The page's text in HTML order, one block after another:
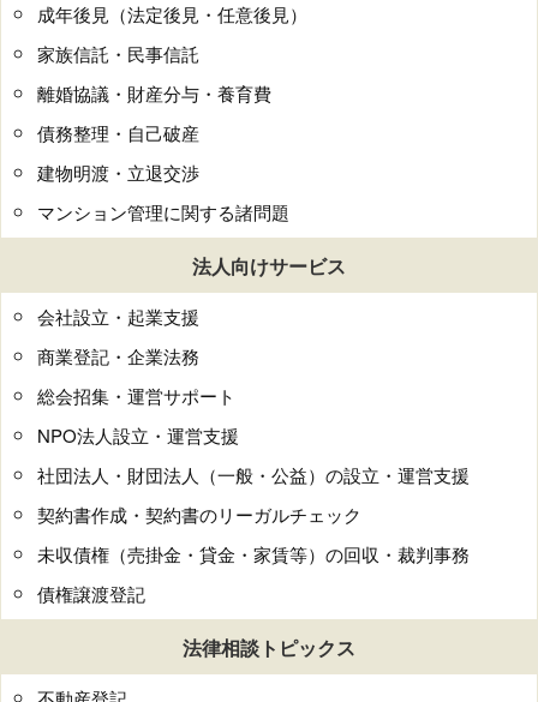
成年後見（法定後見・任意後見）
家族信託・民事信託
離婚協議・財産分与・養育費
債務整理・自己破産
建物明渡・立退交渉
マンション管理に関する諸問題
法人向けサービス
会社設立・起業支援
商業登記・企業法務
総会招集・運営サポート
NPO法人設立・運営支援
社団法人・財団法人（一般・公益）の設立・運営支援
契約書作成・契約書のリーガルチェック
未収債権（売掛金・貸金・家賃等）の回収・裁判事務
債権譲渡登記
法律相談トピックス